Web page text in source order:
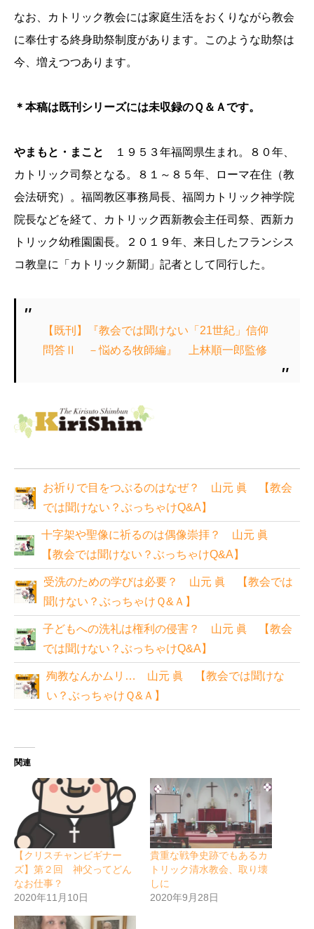
なお、カトリック教会には家庭生活をおくりながら教会
に奉仕する終身助祭制度があります。このような助祭は
今、増えつつあります。
＊本稿は既刊シリーズには未収録のＱ＆Ａです。
やまもと・まこと
１９５３年福岡県生まれ。８０年、
カトリック司祭となる。８１～８５年、ローマ在住（教
会法研究）。福岡教区事務局長、福岡カトリック神学院
院長などを経て、カトリック西新教会主任司祭、 西新カ
トリック幼稚園園長。
２０１９年、来日したフランシス
コ教皇に「カトリック新聞」記者として同行した。
【既刊】『教会では聞けない「21世紀」信仰
問答Ⅱ －悩める牧師編』 上林順一郎監修
お祈りで目をつぶるのはなぜ？ 山元 眞 【教会
では聞けない？ぶっちゃけQ&A】
十字架や聖像に祈るのは偶像崇拝？ 山元 眞
【教会では聞けない？ぶっちゃけQ&A】
受洗のための学びは必要？ 山元 眞 【教会では
聞けない？ぶっちゃけＱ&Ａ】
子どもへの洗礼は権利の侵害？ 山元 眞 【教会
では聞けない？ぶっちゃけQ&A】
殉教なんかムリ… 山元 眞 【教会では聞けな
い？ぶっちゃけＱ&Ａ】
関連
【クリスチャンビギナー
ズ】第２回 神父ってどん
なお仕事？
2020年11月10日
貴重な戦争史跡でもあるカ
トリック清水教会、取り壊
しに
2020年9月28日